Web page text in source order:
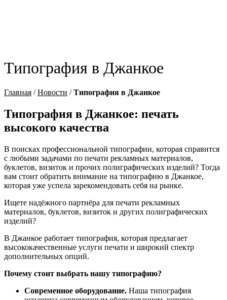
Типография в Джанкое
Главная /Новости /Типография в Джанкое
Типография в Джанкое: печать
высокого качества
В поисках профессиональной типографии, которая справится
с любыми задачами по печати рекламных материалов,
буклетов, визиток и прочих полиграфических изделий? Тогда
вам стоит обратить внимание на типографию в Джанкое,
которая уже успела зарекомендовать себя на рынке.
Ищете надёжного партнёра для печати рекламных
материалов, буклетов, визиток и других полиграфических
изделий?
В Джанкое работает типография, которая предлагает
высококачественные услуги печати и широкий спектр
дополнительных опций.
Почему стоит выбрать нашу типографию?
Современное оборудование. Наша типография